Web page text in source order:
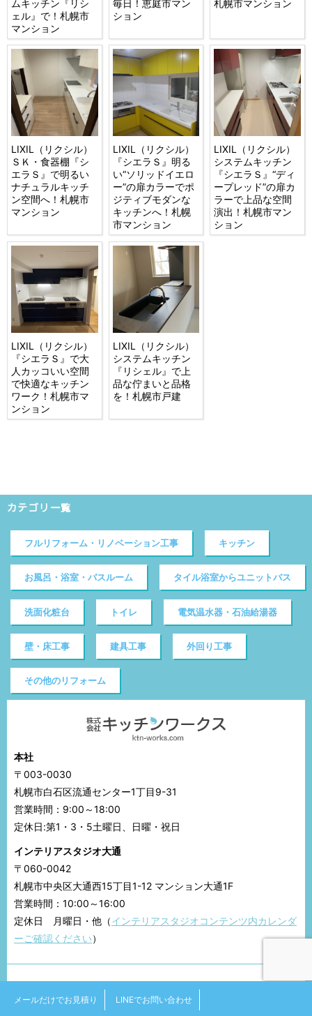
ムキッチン『リシ
ェル』で！札幌市
マンション
毎日！恵庭市マン
ション
札幌市マンション
LIXIL（リクシル）
ＳＫ・食器棚『シ
エラＳ』で明るい
ナチュラルキッチ
ン空間へ！札幌市
マンション
LIXIL（リクシル）
『シエラＳ』明る
い“ソリッドイエロ
ー”の扉カラーでポ
ジティブモダンな
キッチンへ！札幌
市マンション
LIXIL（リクシル）
システムキッチン
『シエラＳ』“ディ
ープレッド”の扉カ
ラーで上品な空間
演出！札幌市マン
ション
LIXIL（リクシル）
『シエラＳ』で大
人カッコいい空間
で快適なキッチン
ワーク！札幌市マ
ンション
LIXIL（リクシル）
システムキッチン
『リシェル』で上
品な佇まいと品格
を！札幌市戸建
カテゴリ一覧
フルリフォーム・リノベーション工事 キッチン
お風呂・浴室・バスルーム タイル浴室からユニットバス
洗面化粧台 トイレ 電気温水器・石油給湯器
壁・床工事 建具工事 外回り工事
その他のリフォーム
本社
〒003-0030
札幌市白石区流通センター1丁目9-31
営業時間：9:00～18:00
定休日:第1・3・5土曜日、日曜・祝日
インテリアスタジオ大通
〒060-0042
札幌市中央区大通西15丁目1-12 マンション大通1F
営業時間：10:00～16:00
定休日 月曜日・他（インテリアスタジオコンテンツ内カレンダ
ーご確認ください）
お気軽にお問い合わせください。
メールだけでお見積り LINEでお問い合わせ